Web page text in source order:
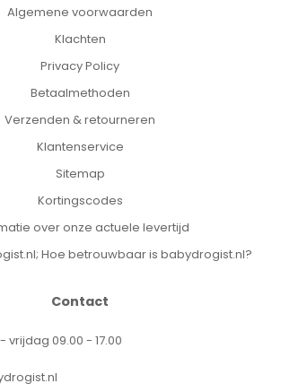
Algemene voorwaarden
Klachten
Privacy Policy
Betaalmethoden
Verzenden & retourneren
Klantenservice
Sitemap
Kortingscodes
over onze actuele levertijd
Hoe betrouwbaar is babydrogist.nl?
Contact
vrijdag 09.00 - 17.00